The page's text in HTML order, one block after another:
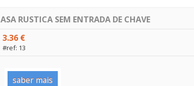
ASA RUSTICA SEM ENTRADA DE CHAVE
3.36 €
#ref: 13
saber mais